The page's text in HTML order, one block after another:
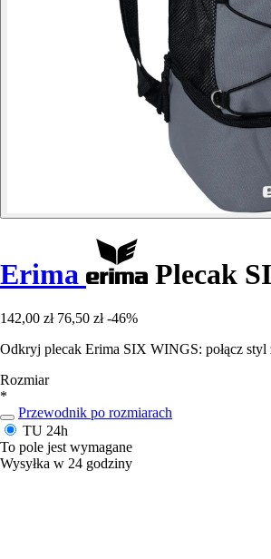
Erima Plecak
142,00 zł 76,50 zł -46%
Odkryj plecak Erima SIX WINGS: połącz styl
Rozmiar
*
Przewodnik po rozmiarach
TU 24h
To pole jest wymagane
Wysyłka w 24 godziny